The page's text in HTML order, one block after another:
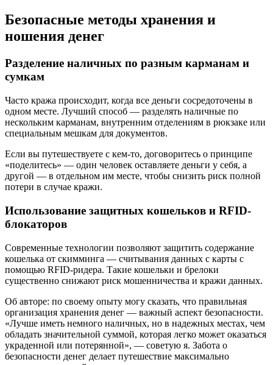
Безопасные методы хранения и
ношения денег
Разделение наличных по разным карманам и
сумкам
Часто кража происходит, когда все деньги сосредоточены в
одном месте. Лучший способ — разделять наличные по
нескольким карманам, внутренним отделениям в рюкзаке или
специальным мешкам для документов.
Если вы путешествуете с кем-то, договоритесь о принципе
«поделитесь» — один человек оставляете деньги у себя, а
другой — в отдельном им месте, чтобы снизить риск полной
потери в случае кражи.
Использование защитных кошельков и RFID-
блокаторов
Современные технологии позволяют защитить содержание
кошелька от скимминга — считывания данных с карты с
помощью RFID-ридера. Такие кошельки и брелоки
существенно снижают риск мошенничества и кражи данных.
Об авторе: по своему опыту могу сказать, что правильная
организация хранения денег — важный аспект безопасности.
«Лучше иметь немного наличных, но в надежных местах, чем
обладать значительной суммой, которая легко может оказаться
украденной или потерянной», — советую я. Забота о
безопасности денег делает путешествие максимально